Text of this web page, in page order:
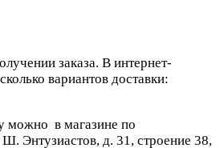
заказа. В интернет-
вариантов доставки:
можно в магазине по
Энтузиастов, д. 31, строение 38,